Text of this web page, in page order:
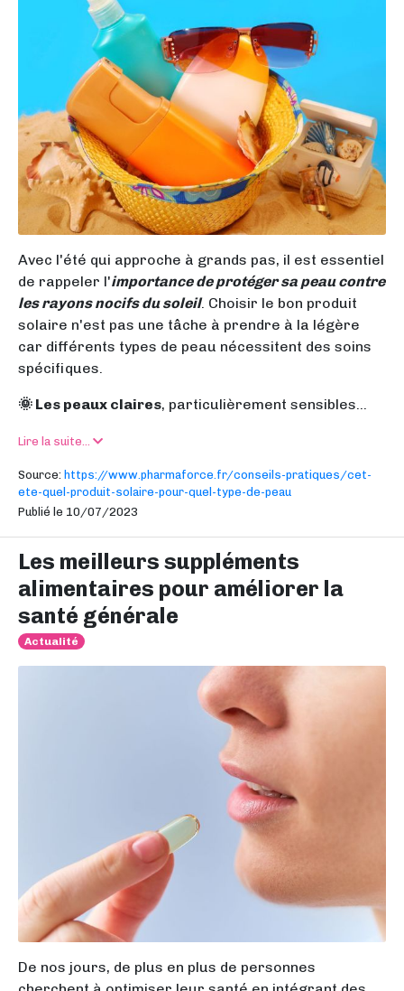
Avec l'été qui approche à grands pas, il est essentiel
de rappeler l'importance de protéger sa peau contre
les rayons nocifs du soleil. Choisir le bon produit
solaire n'est pas une tâche à prendre à la légère
car différents types de peau nécessitent des soins
spécifiques.
🌞 Les peaux claires, particulièrement sensibles...
Lire la suite...
Source: https://www.pharmaforce.fr/conseils-pratiques/cet-
ete-quel-produit-solaire-pour-quel-type-de-peau
Publié le 10/07/2023
Les meilleurs suppléments
alimentaires pour améliorer la
santé générale
Actualité
De nos jours, de plus en plus de personnes